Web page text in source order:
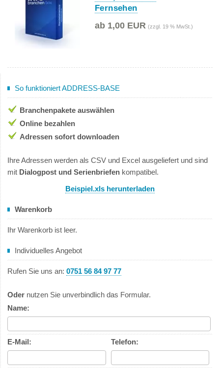
Fernsehen
ab 1,00 EUR (zzgl. 19 % MwSt.)
So funktioniert ADDRESS-BASE
Branchenpakete auswählen
Online bezahlen
Adressen sofort downloaden
Ihre Adressen werden als CSV und Excel ausgeliefert und sind
mit Dialogpost und Serienbriefen kompatibel.
Beispiel.xls herunterladen
Warenkorb
Ihr Warenkorb ist leer.
Individuelles Angebot
Rufen Sie uns an: 0751 56 84 97 77
Oder nutzen Sie unverbindlich das Formular.
Name:
E-Mail: Telefon: